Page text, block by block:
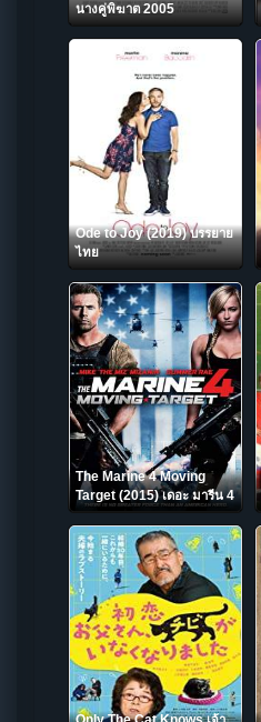
นางคู่พิฆาต 2005
Ode to Joy (2019) บรรยาย
ไทย
The Marine 4 Moving
Target (2015) เดอะ มารีน 4
ล่านรก เป้าสังหาร